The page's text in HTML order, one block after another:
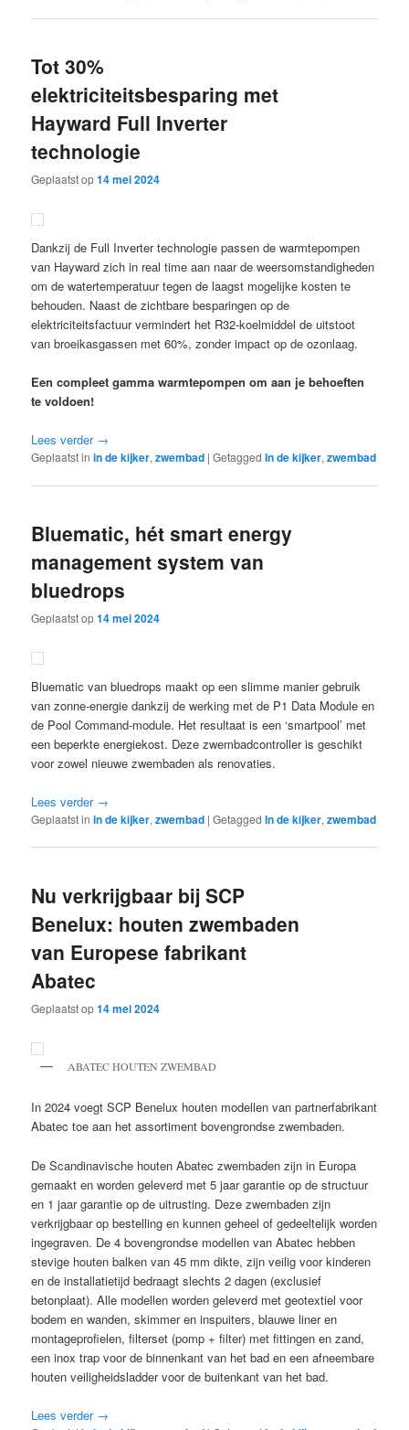
Tot 30%
elektriciteitsbesparing met
Hayward Full Inverter
technologie
Geplaatst op14 mei 2024
Dankzij de Full Inverter technologie passen de warmtepompen
van Hayward zich in real time aan naar de weersomstandigheden
om de watertemperatuur tegen de laagst mogelijke kosten te
behouden. Naast de zichtbare besparingen op de
elektriciteitsfactuur vermindert het R32-koelmiddel de uitstoot
van broeikasgassen met 60%, zonder impact op de ozonlaag.
Een compleet gamma warmtepompen om aan je behoeften
te voldoen!
Lees verder →
Geplaatst in in de kijker,zwembad |Getagged In de kijker,zwembad
Bluematic, hét smart energy
management system van
bluedrops
Geplaatst op14 mei 2024
Bluematic van bluedrops maakt op een slimme manier gebruik
van zonne-energie dankzij de werking met de P1 Data Module en
de Pool Command-module. Het resultaat is een ‘smartpool’ met
een beperkte energiekost. Deze zwembadcontroller is geschikt
voor zowel nieuwe zwembaden als renovaties.
Lees verder →
Geplaatst in in de kijker,zwembad |Getagged In de kijker,zwembad
Nu verkrijgbaar bij SCP
Benelux: houten zwembaden
van Europese fabrikant
Abatec
Geplaatst op14 mei 2024
ABATEC HOUTEN ZWEMBAD
In 2024 voegt SCP Benelux houten modellen van partnerfabrikant
Abatec toe aan het assortiment bovengrondse zwembaden.
De Scandinavische houten Abatec zwembaden zijn in Europa
gemaakt en worden geleverd met 5 jaar garantie op de structuur
en 1 jaar garantie op de uitrusting. Deze zwembaden zijn
verkrijgbaar op bestelling en kunnen geheel of gedeeltelijk worden
ingegraven. De 4 bovengrondse modellen van Abatec hebben
stevige houten balken van 45 mm dikte, zijn veilig voor kinderen
en de installatietijd bedraagt slechts 2 dagen (exclusief
betonplaat). Alle modellen worden geleverd met geotextiel voor
bodem en wanden, skimmer en inspuiters, blauwe liner en
montageprofielen, filterset (pomp + filter) met fittingen en zand,
een inox trap voor de binnenkant van het bad en een afneembare
houten veiligheidsladder voor de buitenkant van het bad.
Lees verder →